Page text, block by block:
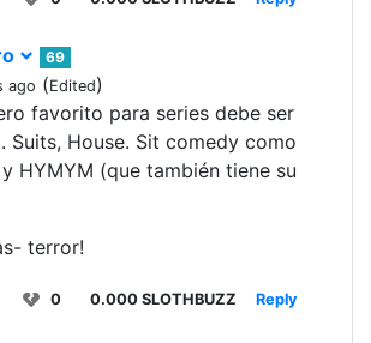
69
ago (Edited)
favorito para series debe ser
Suits, House. Sit comedy como
HYMYM (que también tiene su
terror!
0 0.000 SLOTHBUZZ Reply